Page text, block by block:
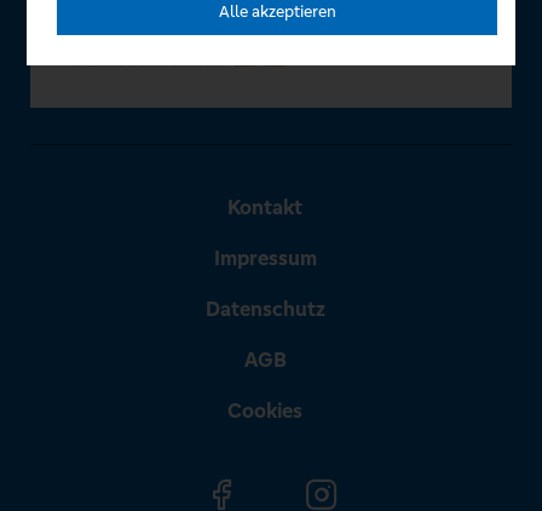
Kontakt
Impressum
Datenschutz
AGB
Cookies
Alle akzeptieren